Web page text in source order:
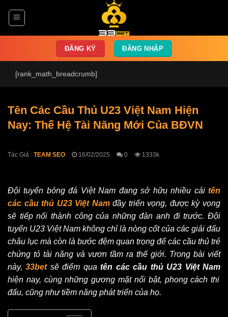
ĐĂNG KÝ ĐĂNG NHẬP
[rank_math_breadcrumb]
Tên Các Cầu Thủ U23 Việt Nam Hiện
Nay: Thế Hệ Tài Năng Mới Của BĐVN
Tác Giả : TEAM SEO 16/02/2025 0 1333k
Đội tuyển bóng đá Việt Nam đang sở hữu nhiều cái tên
các cầu thủ U23 Việt Namđầy triển vọng, được kỳ vọng
sẽ tiếp nối thành công của những đàn anh đi trước. Đội
tuyển U23 Việt Nam không chỉ là nòng cốt của các giải đấu
châu lục mà còn là bước đệm quan trọng để các cầu thủ trẻ
chứng tỏ tài năng và vươn tầm ra thế giới. Trong bài viết
này,33betsẽ điểm quatên các cầu thủ U23 Việt Nam
hiện nay, cùng những gương mặt nổi bật, phong cách thi
đấu, cũng như tiềm năng phát triển của họ.